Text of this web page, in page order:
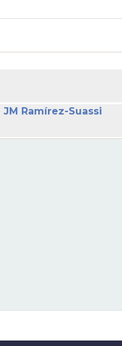
JM Ramírez-Suassi